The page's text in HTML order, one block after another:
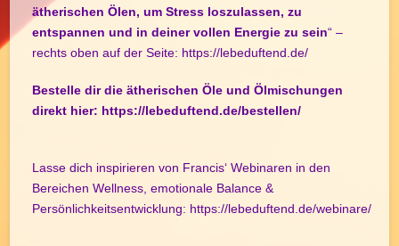
ätherischen Ölen, um Stress loszulassen, zu
entspannen und in deiner vollen Energie zu sein“ –
rechts oben auf der Seite: https://lebeduftend.de/
Bestelle dir die ätherischen Öle und Ölmischungen
direkt hier: https://lebeduftend.de/bestellen/
Lasse dich inspirieren von Francis‘ Webinaren in den
Bereichen Wellness, emotionale Balance &
Persönlichkeitsentwicklung: https://lebeduftend.de/webinare/